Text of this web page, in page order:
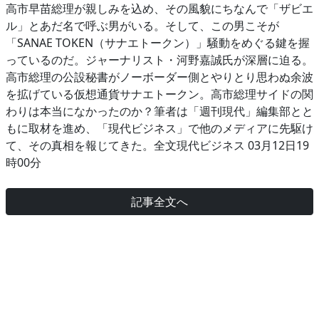
高市早苗総理が親しみを込め、その風貌にちなんで「ザビエ
ル」とあだ名で呼ぶ男がいる。そして、この男こそが
「SANAE TOKEN（サナエトークン）」騒動をめぐる鍵を握
っているのだ。ジャーナリスト・河野嘉誠氏が深層に迫る。
高市総理の公設秘書がノーボーダー側とやりとり思わぬ余波
を拡げている仮想通貨サナエトークン。高市総理サイドの関
わりは本当になかったのか？筆者は「週刊現代」編集部とと
もに取材を進め、「現代ビジネス」で他のメディアに先駆け
て、その真相を報じてきた。全文現代ビジネス 03月12日19
時00分
記事全文へ